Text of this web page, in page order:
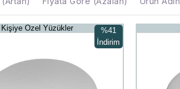
Kişiye Özel Yüzükler
%41
İndirim